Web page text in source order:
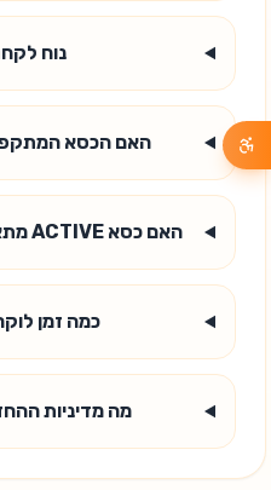
נוח
האם הכסא
האם כסא ACTIVE מתאים לקמפינג וטיולים?
כמה זמן
מה מדיניות